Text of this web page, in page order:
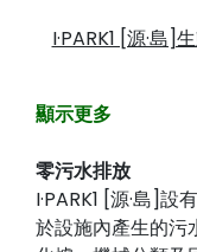
I·PARK1 [源·島
顯示更多
零污水排放
I·PARK1 [源·島]
於設施內產生的污